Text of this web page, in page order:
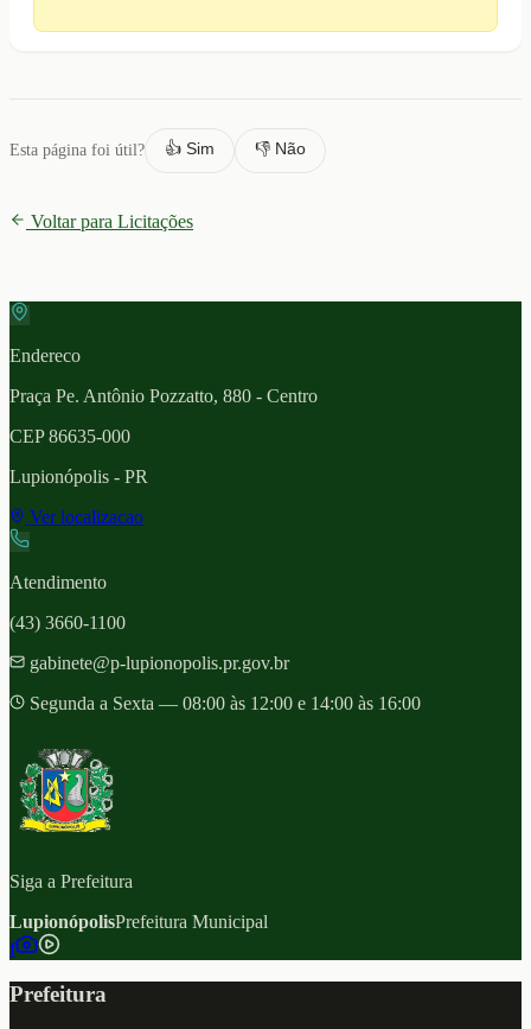
Esta página foi útil? 👍 Sim 👎 Não
Voltar para Licitações
Endereco
Praça Pe. Antônio Pozzatto, 880 - Centro
CEP86635-000
Lupionópolis - PR
Ver localizacao
Atendimento
(43) 3660-1100
gabinete@p-lupionopolis.pr.gov.br
Segunda a Sexta — 08:00 às 12:00 e 14:00 às 16:00
Siga a Prefeitura
LupionópolisPrefeitura Municipal
f
Prefeitura